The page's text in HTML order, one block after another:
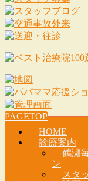
PAGETOP
HOME
診療案内
鶴瀬
ン
スタ